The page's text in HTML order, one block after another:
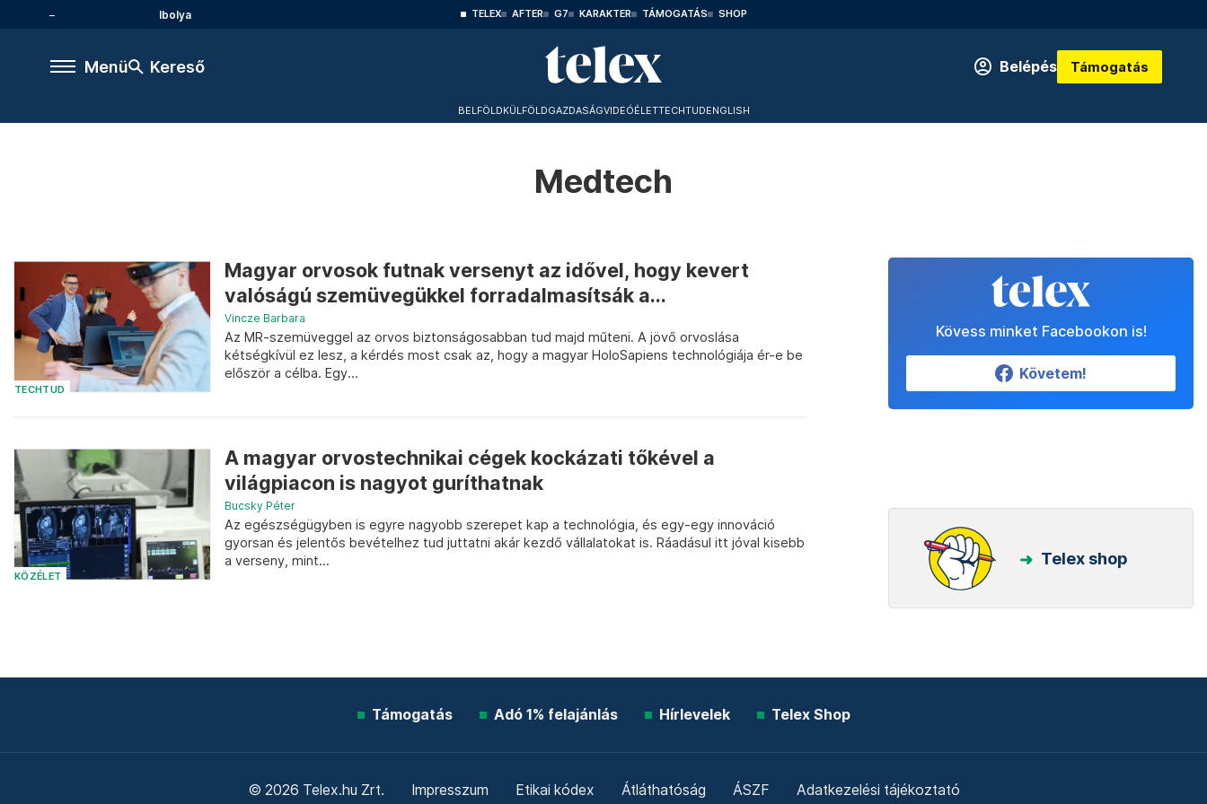
Ibolya TELEX AFTER G7 KARAKTER TÁMOGATÁS SHOP
Menü Kereső Belépés Támogatás
BELFÖLDKÜLFÖLDGAZDASÁGVIDEÓÉLETTECHTUDENGLISH
Medtech
TECHTUD
Magyar orvosok futnak versenyt az idővel, hogy kevert
valóságú szemüvegükkel forradalmasítsák a...
Vincze Barbara
Az MR-szemüveggel az orvos biztonságosabban tud majd műteni. A jövő orvoslása
kétségkívül ez lesz, a kérdés most csak az, hogy a magyar HoloSapiens technológiája ér-e be
először a célba. Egy...
KÖZÉLET
A magyar orvostechnikai cégek kockázati tőkével a
világpiacon is nagyot guríthatnak
Bucsky Péter
Az egészségügyben is egyre nagyobb szerepet kap a technológia, és egy-egy innováció
gyorsan és jelentős bevételhez tud juttatni akár kezdő vállalatokat is. Ráadásul itt jóval kisebb
a verseny, mint...
Kövess minket Facebookon is!
Követem!
Telex shop
Támogatás Adó 1% felajánlás Hírlevelek Telex Shop
© 2026 Telex.hu Zrt. Impresszum Etikai kódex Átláthatóság ÁSZF Adatkezelési tájékoztató